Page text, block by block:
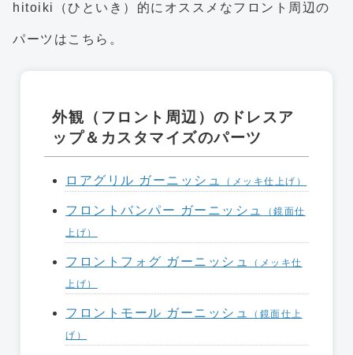
hitoiki（ひといき）的にオススメなフロント周辺の
パーツはこちら。
外観（フロント周辺）のドレスア
ップ＆カスタマイズのパーツ
ロアグリル ガーニッシュ （メッキ仕上げ）
フロントバンパー ガーニッシュ
（鏡面仕
上げ）
フロントフォグ ガーニッシュ
（メッキ仕
上げ）
フロントモール ガーニッシュ
（鏡面仕上
げ）